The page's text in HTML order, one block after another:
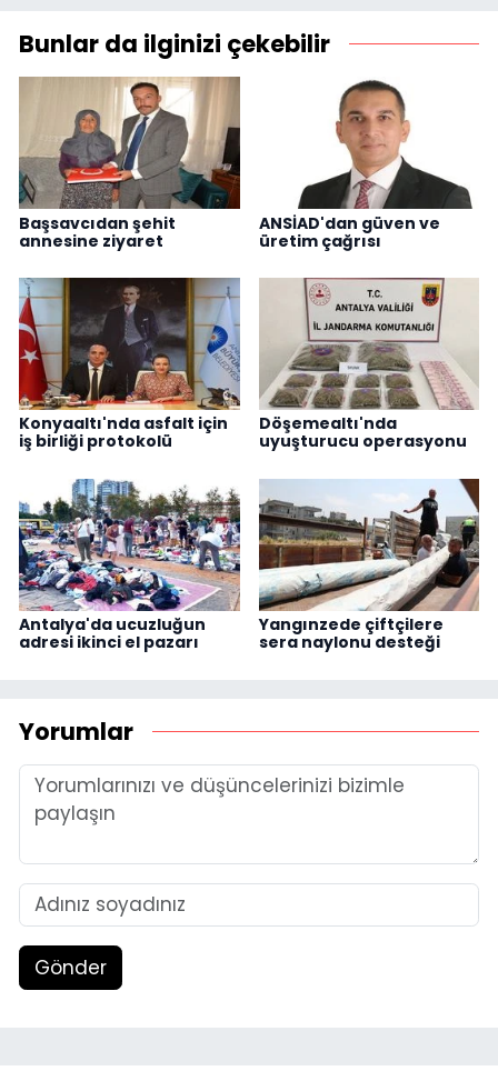
Bunlar da ilginizi çekebilir
Başsavcıdan şehit
annesine ziyaret
ANSİAD'dan güven ve
üretim çağrısı
Konyaaltı'nda asfalt için
iş birliği protokolü
Döşemealtı'nda
uyuşturucu operasyonu
Antalya'da ucuzluğun
adresi ikinci el pazarı
Yangınzede çiftçilere
sera naylonu desteği
Yorumlar
Gönder